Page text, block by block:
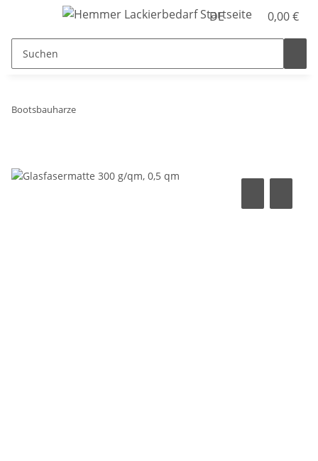
DE 0,00 €
Bootsbauharze